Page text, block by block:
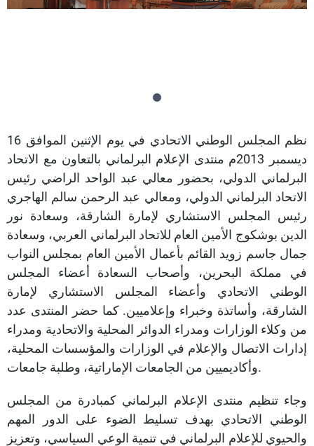
نظم المجلس الوطني الاتحادي في يوم الإثنين الموافق 16
ديسمبر 2013م منتدى الإعلام البرلماني بالتعاون مع الاتحاد
البرلماني الدولي، بحضور معالي عبد الواحد الراضي رئيس
الاتحاد البرلماني الدولي، ومعالي عبد الرحمن سالم الهاجري
رئيس المجلس الاستشاري لإمارة الشارقة، وسعادة نور
الدين بوشكوج الأمين العام للاتحاد البرلماني العربي، وسعادة
جمال جاسم زويد القائم بأعمال الأمين العام بمجلس النواب
في مملكة البحرين، وأصحاب السعادة أعضاء المجلس
الوطني الاتحادي وأعضاء المجلس الاستشاري لإمارة
الشارقة، وأساتذة وخبراء وإعلاميين. كما حضر المنتدى عدد
من وكلاء الوزارات ومدراء الدوائر المحلية والاتحادية ومدراء
إدارات الاتصال والإعلام في الوزارات والمؤسسات المحلية،
وأكاديميين من الجامعات الإماراتية، وطلبة جامعات.
وجاء تنظيم منتدى الإعلام البرلماني كمبادرة من المجلس
الوطني الاتحادي بهدف تسليط الضوء على الدور المهم
والحيوي للإعلام البرلماني في تنمية الوعي السياسي، وتعزيز